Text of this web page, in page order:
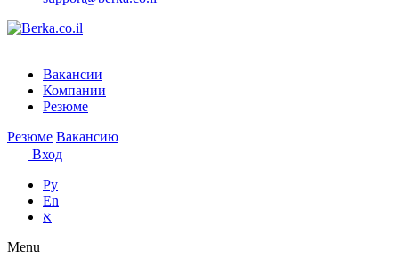
Вакансии
Компании
Резюме
Резюме Вакансию
Вход
Ру
En
א
Menu